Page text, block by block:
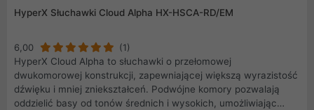
HyperX Słuchawki Cloud Alpha HX-HSCA-RD/EM
6,00
(1)
HyperX Cloud Alpha to słuchawki o przełomowej
dwukomorowej konstrukcji, zapewniającej większą wyrazistość
dźwięku i mniej zniekształceń. Podwójne komory pozwalają
oddzielić basy od tonów średnich i wysokich, umożliwiając